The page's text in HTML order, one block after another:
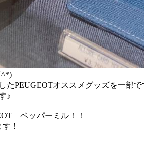
たPEUGEOTオススメグッズを一部で
♪
ペッパーミル！！
！